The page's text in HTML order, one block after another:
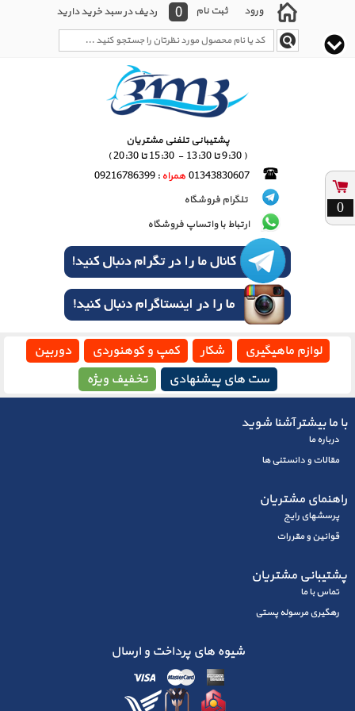
ورود ثبت نام 0 ردیف در سبد خرید دارید
پشتیبانی تلفنی مشتریان
( 9:30 تا 13:30 - 15:30 تا 20:30 )
01343830607 همراه : 09216786399
تلگرام فروشگاه
ارتباط با واتساپ فروشگاه
لوازم ماهیگیری شکار کمپ و کوهنوردی
دوربین
ست های پیشنهادی
تخفیف ویژه
با ما بیشتر آشنا شوید
درباره ما
مقالات و دانستنی ها
راهنمای مشتریان
پرسشهای رايج
قوانین و مقررات
پشتیبانی مشتریان
تماس با ما
رهگیری مرسوله پستی
شیوه های پرداخت و ارسال
0